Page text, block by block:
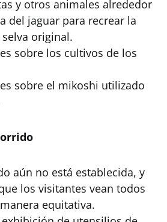
y otros animales alrededor
del jaguar para recrear la
original.
sobre los cultivos de los
sobre el mikoshi utilizado
aún no está establecida, y
los visitantes vean todos
equitativa.